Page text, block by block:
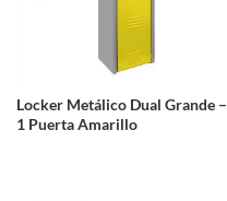
Locker Metálico Dual Grande –
1 Puerta Amarillo